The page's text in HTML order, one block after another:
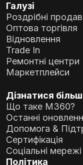
Цей
Галузі
Роздрібні
Оптова торгівля
Відновлення
Trade In
Ремонтні центри
Маркетплейси
Дізнатися
Що таке M360?
Останні
Допомога &
Сертифікація
Соціальні мережі
Політика